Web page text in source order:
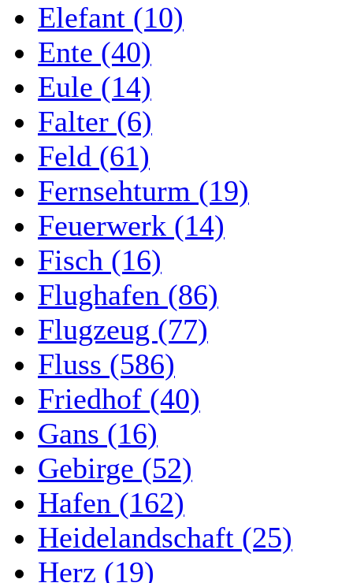
Elefant (10)
Ente (40)
Eule (14)
Falter (6)
Feld (61)
Fernsehturm (19)
Feuerwerk (14)
Fisch (16)
Flughafen (86)
Flugzeug (77)
Fluss (586)
Friedhof (40)
Gans (16)
Gebirge (52)
Hafen (162)
Heidelandschaft (25)
Herz (19)